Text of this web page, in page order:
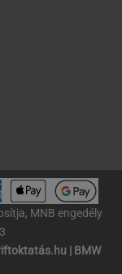
MNB engedély
| BMW